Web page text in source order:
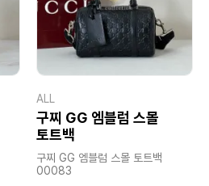
ALL
구찌 GG 엠블럼 스몰
토트백
구찌 GG 엠블럼 스몰 토트백
00083